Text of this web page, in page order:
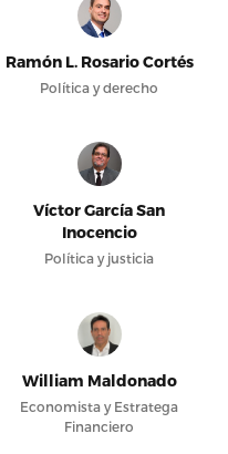
Ramón L. Rosario Cortés
Política y derecho
Víctor García San
Inocencio
Política y justicia
William Maldonado
Economista y Estratega
Financiero